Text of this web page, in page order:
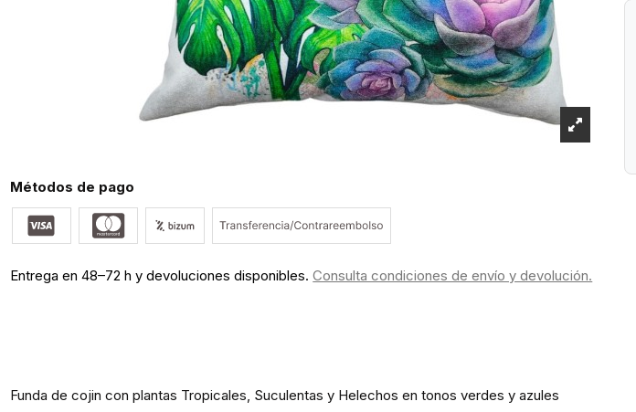
Métodos de pago
Entrega en 48–72 h y devoluciones disponibles.Consulta condiciones de envío y devolución.
Funda de cojin con plantas Tropicales, Suculentas y Helechos en tonos verdes y azules